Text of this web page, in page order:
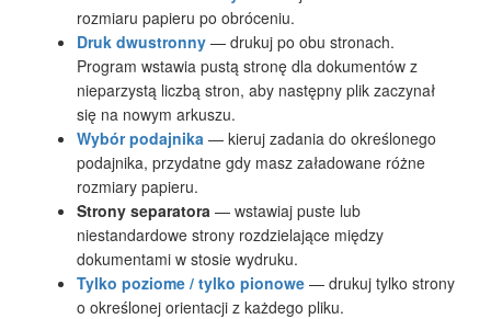
rozmiaru papieru po obróceniu.
Druk dwustronny — drukuj po obu stronach.
Program wstawia pustą stronę dla dokumentów z
nieparzystą liczbą stron, aby następny plik zaczynał
się na nowym arkuszu.
Wybór podajnika — kieruj zadania do określonego
podajnika, przydatne gdy masz załadowane różne
rozmiary papieru.
Strony separatora — wstawiaj puste lub
niestandardowe strony rozdzielające między
dokumentami w stosie wydruku.
Tylko poziome / tylko pionowe — drukuj tylko strony
o określonej orientacji z każdego pliku.